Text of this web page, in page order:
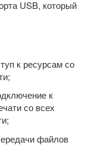
USB, который
к ресурсам со
к
со всех
файлов